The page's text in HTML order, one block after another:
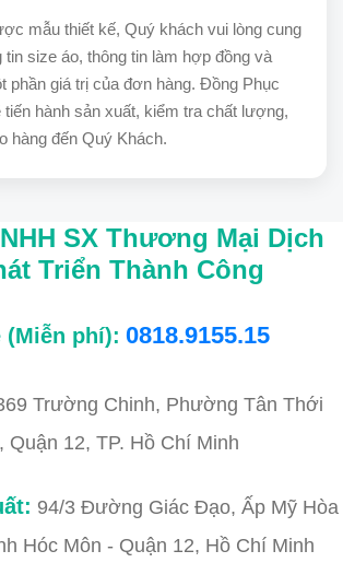
mẫu thiết kế, Quý khách vui lòng cung
tin size áo, thông tin làm hợp đồng và
phần giá trị của đơn hàng. Đồng Phục
tiến hành sản xuất, kiểm tra chất lượng,
hàng đến Quý Khách.
SX Thương Mại Dịch
Triển Thành Công
(Miễn phí): 0818.9155.15
Trường Chinh, Phường Tân Thới
Quận 12, TP. Hồ Chí Minh
94/3 Đường Giác Đạo, Ấp Mỹ Hòa
Hóc Môn - Quận 12, Hồ Chí Minh